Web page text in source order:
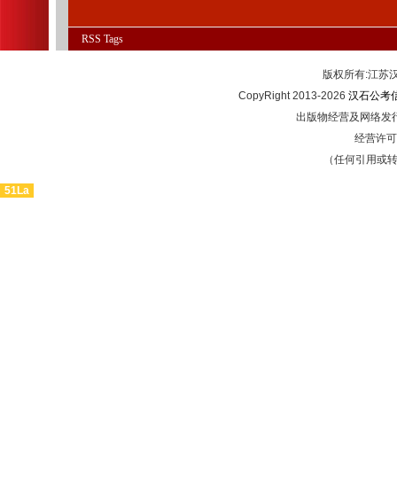
RSS Tags
版权所有:江
CopyRight 2013-2026 汉石公考
出版物经营及网络发
经营许
（任何引用或
51La